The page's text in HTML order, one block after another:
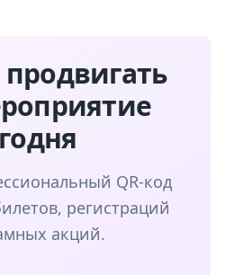
QR-код
регистраций
акций.